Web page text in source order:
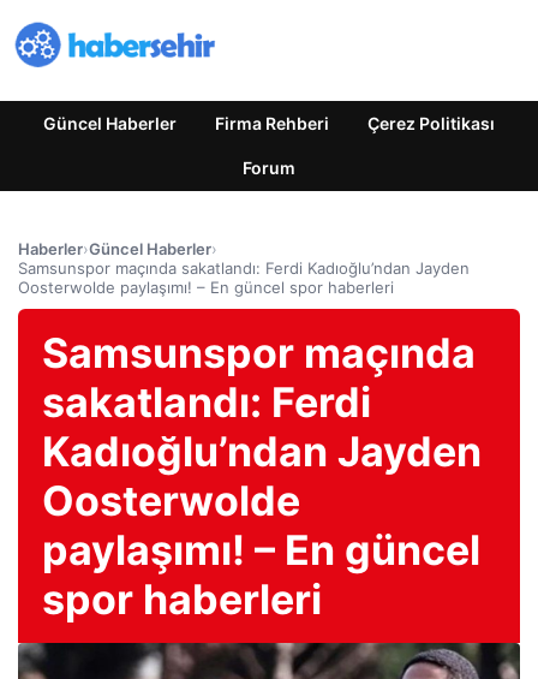
Güncel Haberler Firma Rehberi Çerez Politikası
Forum
Haberler›Güncel Haberler›
Samsunspor maçında sakatlandı: Ferdi Kadıoğlu’ndan Jayden
Oosterwolde paylaşımı! – En güncel spor haberleri
Samsunspor maçında
sakatlandı: Ferdi
Kadıoğlu’ndan Jayden
Oosterwolde
paylaşımı! – En güncel
spor haberleri